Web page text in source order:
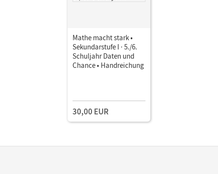
Mathe macht stark •
Sekundarstufe I · 5./6.
Schuljahr Daten und
Chance • Handreichung
30,00 EUR